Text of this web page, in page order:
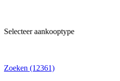
Selecteer aankooptype
Zoeken (12361)